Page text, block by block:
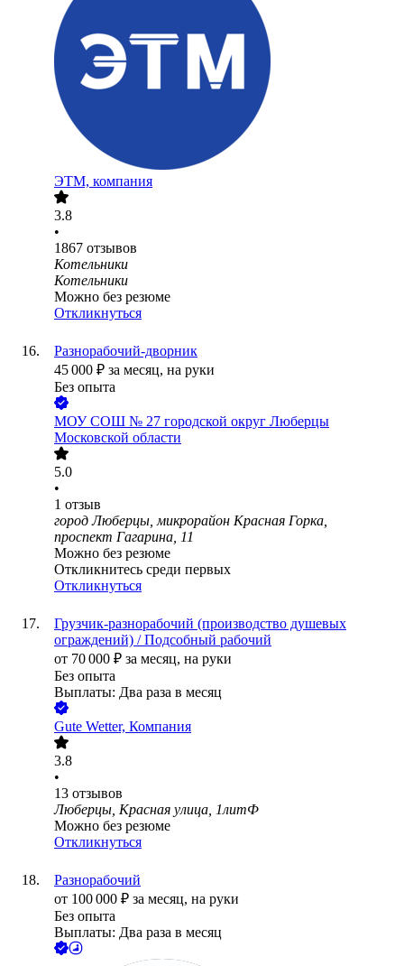
ЭТМ, компания
3.8
•
1867 отзывов
Котельники
Котельники
Можно без резюме
Откликнуться
Разнорабочий-дворник
45 000 ₽ за месяц, на руки
Без опыта
МОУ СОШ № 27 городской округ Люберцы
Московской области
5.0
•
1 отзыв
город Люберцы, микрорайон Красная Горка,
проспект Гагарина, 11
Можно без резюме
Откликнитесь среди первых
Откликнуться
Грузчик-разнорабочий (производство душевых
ограждений) / Подсобный рабочий
от 70 000 ₽ за месяц, на руки
Без опыта
Выплаты: Два раза в месяц
Gute Wetter, Компания
3.8
•
13 отзывов
Люберцы, Красная улица, 1литФ
Можно без резюме
Откликнуться
Разнорабочий
от 100 000 ₽ за месяц, на руки
Без опыта
Выплаты: Два раза в месяц